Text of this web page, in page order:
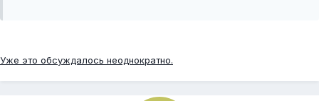
Уже это обсуждалось неоднократно.